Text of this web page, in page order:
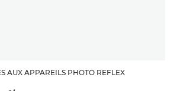
AUX APPAREILS PHOTO REFLEX